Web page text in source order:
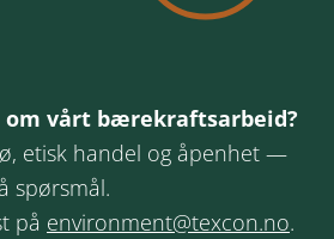
om vårt bærekraftsarbeid?
etisk handel og åpenhet —
spørsmål.
på environment@texcon.no.